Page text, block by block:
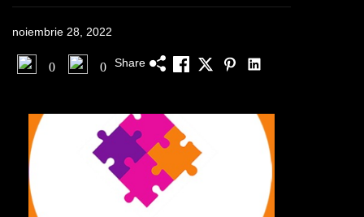
noiembrie 28, 2022
0 0 Share